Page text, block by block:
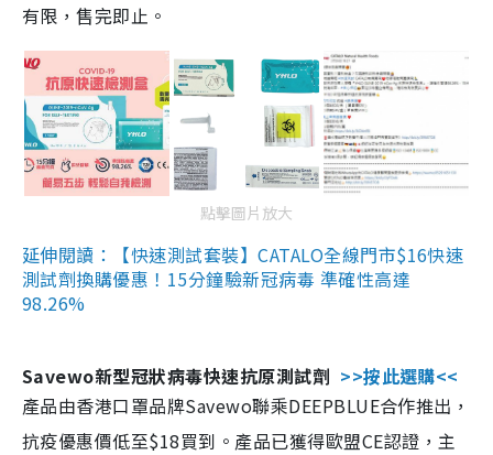
有限，售完即止。
點擊圖片放大
延伸閱讀：【快速測試套裝】CATALO全線門市$16快速
測試劑換購優惠！15分鐘驗新冠病毒 準確性高達
98.26%
Savewo新型冠狀病毒快速抗原測試劑 >>按此選購<<
產品由香港口罩品牌Savewo聯乘DEEPBLUE合作推出，
抗疫優惠價低至$18買到。產品已獲得歐盟CE認證，主